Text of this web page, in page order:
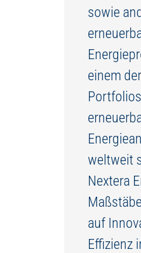
sowie
einem
weltweit
Nextera
auf
Effizienz